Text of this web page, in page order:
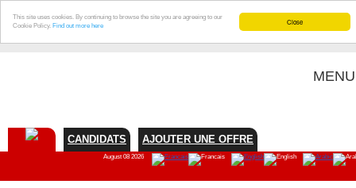
Close
This site uses cookies. By continuing to browse the site you are agreeing to our
Cookie Policy. Find out more here
MENU
CANDIDATS AJOUTER UNE OFFRE
August 08 2026